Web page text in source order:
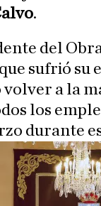
.
del
que sufrió su
volver a la
los
durante